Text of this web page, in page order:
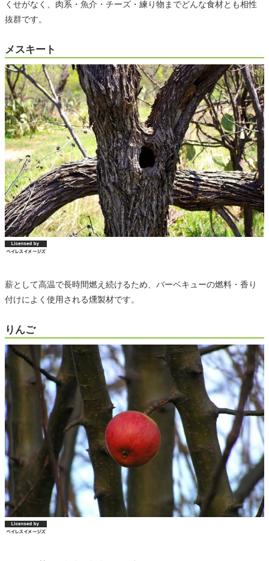
くせがなく、肉系・魚介・チーズ・練り物までどんな食材とも相性
抜群です。
メスキート
薪として高温で長時間燃え続けるため、バーベキューの燃料・香り
付けによく使用される燻製材です。
りんご